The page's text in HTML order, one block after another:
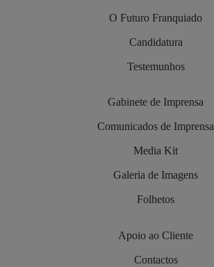
O Futuro Franquiado
Candidatura
Testemunhos
Gabinete de Imprensa
Comunicados de Imprensa
Media Kit
Galeria de Imagens
Folhetos
Apoio ao Cliente
Contactos